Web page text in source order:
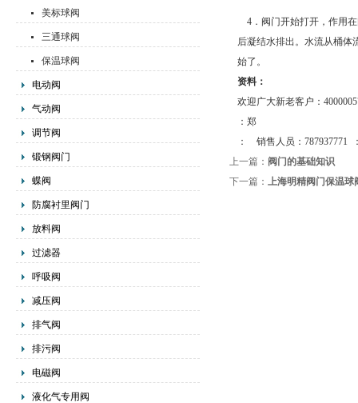
美标球阀
三通球阀
保温球阀
电动阀
气动阀
调节阀
锻钢阀门
蝶阀
防腐衬里阀门
放料阀
过滤器
呼吸阀
减压阀
排气阀
排污阀
电磁阀
液化气专用阀
4．阀门开始打开，作用
后凝结水排出。水流从桶体
始了。
资料：
欢迎广大新老客户：
：郑
：
销售人员 ： 787937771
上一篇： 阀门的基础知识
下一篇： 上海明精阀门保温球